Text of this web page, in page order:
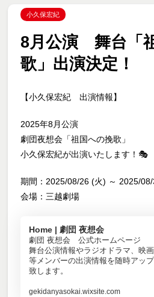
小久保宏紀
8月公演 舞台「
歌」出演決定！
【小久保宏紀 出演情報】
2025年8月公演
劇団夜想会「祖国への挽歌」
小久保宏紀が出演いたします！🎭
期間：2025/08/26 (火) ～ 2025/
会場：三越劇場
Home | 劇団 夜想会
劇団 夜想会 公式ホームページ
舞台公演情報やラジオドラマ、映画
等メンバーの出演情報を随時アップ
致します。
gekidanyasokai.wixsite.com